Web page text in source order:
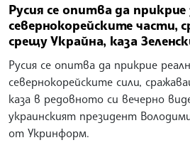
Русия се опитва да прикрие
севернокорейските части,
срещу Украйна, каза
Русия се опитва да прикрие
севернокорейските сили,
каза в редовното си вечерно
украинският президент
от Укринформ.